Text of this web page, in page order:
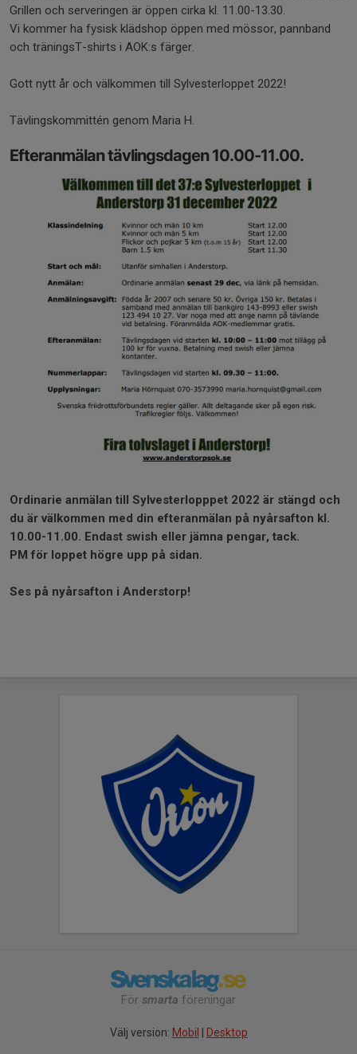
Grillen och serveringen är öppen cirka kl. 11.00-13.30.
Vi kommer ha fysisk klädshop öppen med mössor, pannband
och träningsT-shirts i AOK:s färger.
Gott nytt år och välkommen till Sylvesterloppet 2022!
Tävlingskommittén genom Maria H.
Efteranmälan tävlingsdagen 10.00-11.00.
Ordinarie anmälan till Sylvesterlopppet 2022 är stängd och
du är välkommen med din efteranmälan på nyårsafton kl.
10.00-11.00. Endast swish eller jämna pengar, tack.
PM för loppet högre upp på sidan.
Ses på nyårsafton i Anderstorp!
För smarta föreningar
Välj version: Mobil | Desktop